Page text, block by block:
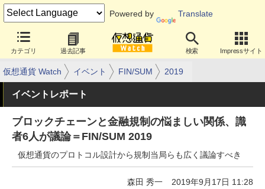
Powered by Translate
カテゴリ 過去記事 検索 Impressサイト
仮想通貨 Watch イベント FIN/SUM 2019
イベントレポート
ブロックチェーンと金融規制の悩ましい関係、識
者6人が議論＝FIN/SUM 2019
仮想通貨のプロトコル設計から規制当局らも広く議論すべき
森田 秀一 2019年9月17日 11:28